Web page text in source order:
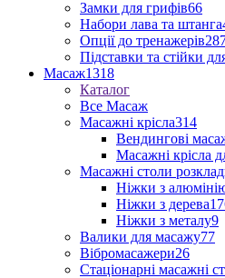
Замки для грифів66
Набори лава та штанга
Опції до тренажерів
Підставки та стійки
Масаж1318
Каталог
Все Масаж
Масажні крісла314
Вендингові
Масажні крісла
Масажні столи
Ніжки з
Ніжки з дерева
Ніжки з металу9
Валики для масажу77
Вібромасажери26
Стаціонарні масажні